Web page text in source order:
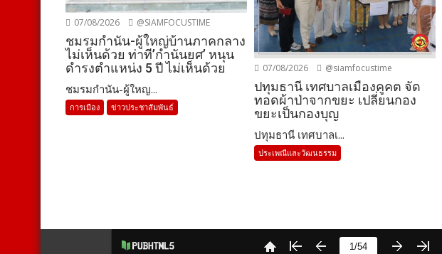
07/08/2026 @SIAMFOCUSTIME
ชมรมกำนัน-ผู้ใหญ่บ้านภาคกลาง
ไม่เห็นด้วย ท่าที’กำนันยศ’ หนุน
ดำรงตำแหน่ง 5 ปี ไม่เห็นด้วย
ชมรมกำนัน-ผู้ใหญ...
การเมือง ข่าวประชาสัมพันธ์
07/08/2026 @siamfocustime
ปทุมธานี เทศบาลเมืองคูคต จัด
ทอดผ้าป่าจากขยะ เปลี่ยนกอง
ขยะเป็นกองบุญ
ปทุมธานี เทศบาลเ...
ประเพณีและวัฒนธรรม